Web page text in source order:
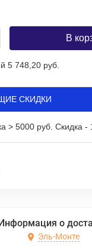
В
5 748,20 руб.
СКИДКИ
> 5000 руб. Скидка -
о
Эль-Монте